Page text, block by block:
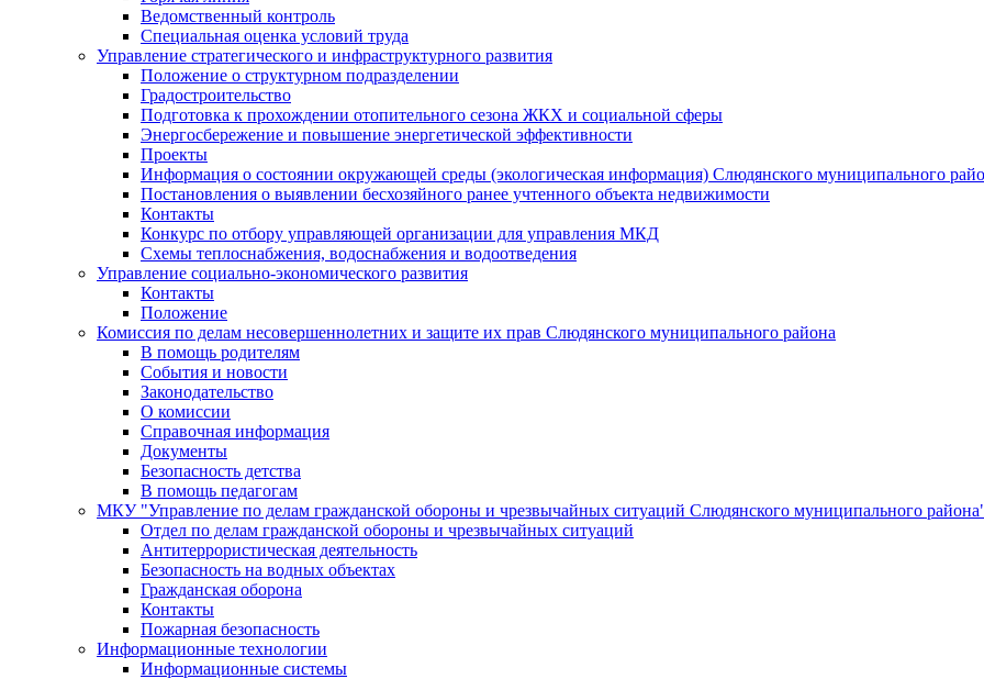
Ведомственный контроль
Специальная оценка условий труда
Управление стратегического и инфраструктурного развития
Положение о структурном подразделении
Градостроительство
Подготовка к прохождении отопительного сезона ЖКХ и социальной сферы
Энергосбережение и повышение энергетической эффективности
Проекты
Информация о состоянии окружающей среды (экологическая информация) Слюдянского муниципального
Постановления о выявлении бесхозяйного ранее учтенного объекта недвижимости
Контакты
Конкурс по отбору управляющей организации для управления МКД
Схемы теплоснабжения, водоснабжения и водоотведения
Управление социально-экономического развития
Контакты
Положение
Комиссия по делам несовершеннолетних и защите их прав Слюдянского муниципального района
В помощь родителям
События и новости
Законодательство
О комиссии
Справочная информация
Документы
Безопасность детства
В помощь педагогам
МКУ "Управление по делам гражданской обороны и чрезвычайных ситуаций Слюдянского муниципального
Отдел по делам гражданской обороны и чрезвычайных ситуаций
Антитеррористическая деятельность
Безопасность на водных объектах
Гражданская оборона
Контакты
Пожарная безопасность
Информационные технологии
Информационные системы